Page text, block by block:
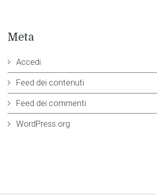
Meta
Accedi
Feed dei contenuti
Feed dei commenti
WordPress.org